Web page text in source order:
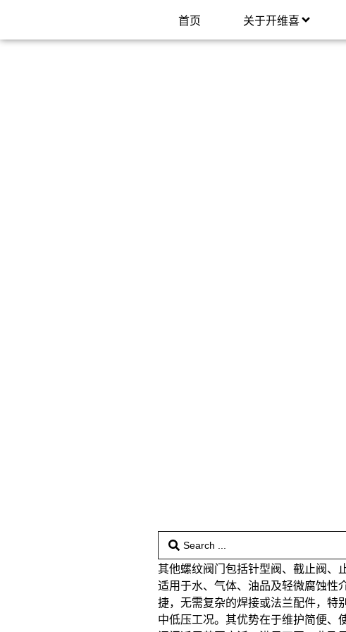
首页 关于开维喜
其他螺纹阀门包括针型阀、截止阀、
适用于水、气体、油品及轻微腐蚀性
捷，无需复杂的焊接或法兰配件，特
中低压工况。其优势在于维护简便、